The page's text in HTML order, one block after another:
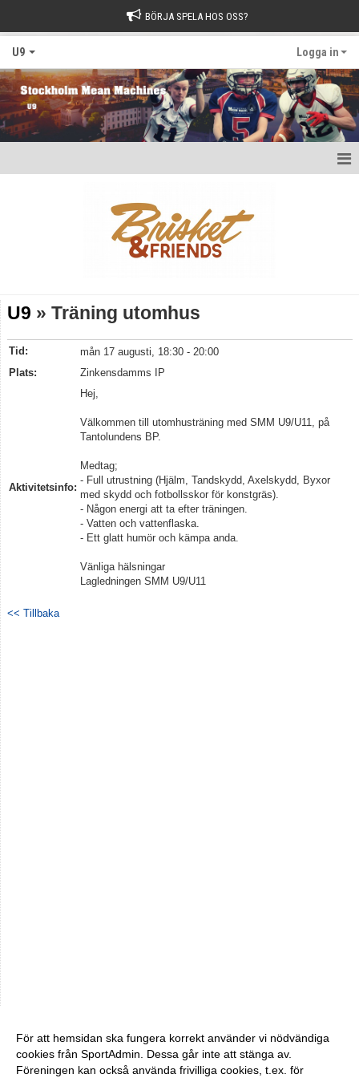
BÖRJA SPELA HOS OSS?
U9 Logga in
U9 » Träning utomhus
Tid:
mån 17 augusti, 18:30 - 20:00
Plats:
Zinkensdamms IP
Aktivitetsinfo:
Hej,
Välkommen till utomhusträning med SMM U9/U11, på
Tantolundens BP.
Medtag;
- Full utrustning (Hjälm, Tandskydd, Axelskydd, Byxor
med skydd och fotbollsskor för konstgräs).
- Någon energi att ta efter träningen.
- Vatten och vattenflaska.
- Ett glatt humör och kämpa anda.
Vänliga hälsningar
Lagledningen SMM U9/U11
<< Tillbaka
För att hemsidan ska fungera korrekt använder vi nödvändiga
cookies från SportAdmin. Dessa går inte att stänga av.
Föreningen kan också använda frivilliga cookies, t.ex. för